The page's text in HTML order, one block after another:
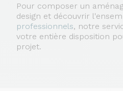
Pour composer un
design et découvrir
professionnels, notre
votre entière disposition
projet.